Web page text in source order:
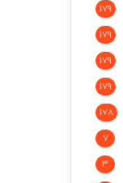
179
179
179
179
178
7
3